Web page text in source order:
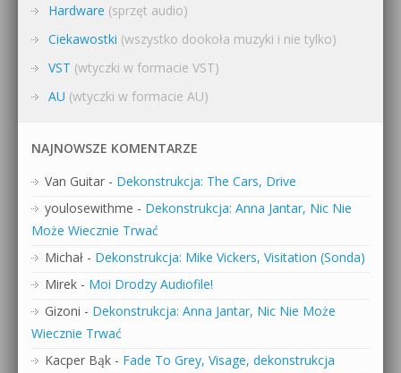
Hardware (sprzęt audio)
Ciekawostki (wszystko dookoła muzyki i nie tylko)
VST (wtyczki w formacie VST)
AU (wtyczki w formacie AU)
NAJNOWSZE KOMENTARZE
Van Guitar - Dekonstrukcja: The Cars, Drive
youlosewithme - Dekonstrukcja: Anna Jantar, Nic Nie
Może Wiecznie Trwać
Michał - Dekonstrukcja: Mike Vickers, Visitation (Sonda)
Mirek - Moi Drodzy Audiofile!
Gizoni - Dekonstrukcja: Anna Jantar, Nic Nie Może
Wiecznie Trwać
Kacper Bąk - Fade To Grey, Visage, dekonstrukcja